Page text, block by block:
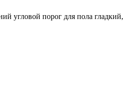
угловой порог для пола гладкий,